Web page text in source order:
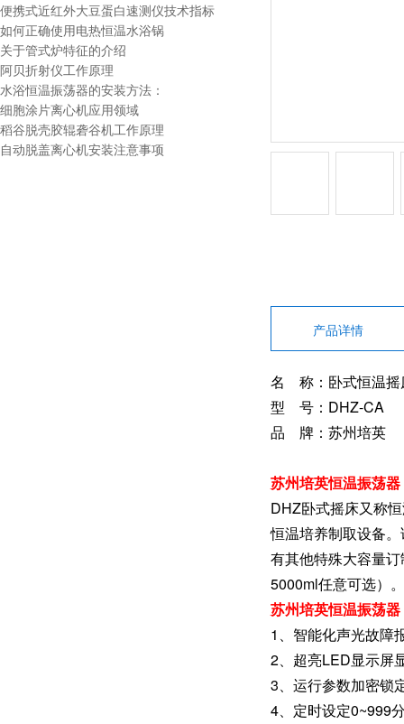
便携式近红外大豆蛋白速测仪技术指标
如何正确使用电热恒温水浴锅
关于管式炉特征的介绍
阿贝折射仪工作原理
水浴恒温振荡器的安装方法：
细胞涂片离心机应用领域
稻谷脱壳胶辊砻谷机工作原理
自动脱盖离心机安装注意事项
产品详情
名 称：卧式恒温摇
型 号：DHZ-CA
品 牌：苏州培英
苏州培英恒温振荡
DHZ卧式摇床又称
恒温培养制取设备
有其他特殊大容量
5000ml任意可选）。
苏州培英恒温振荡
1、智能化声光故障
2、超亮LED显示屏
3、运行参数加密锁
4、定时设定0~999